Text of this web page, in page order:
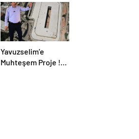
Yavuzselim’e
Muhteşem Proje !